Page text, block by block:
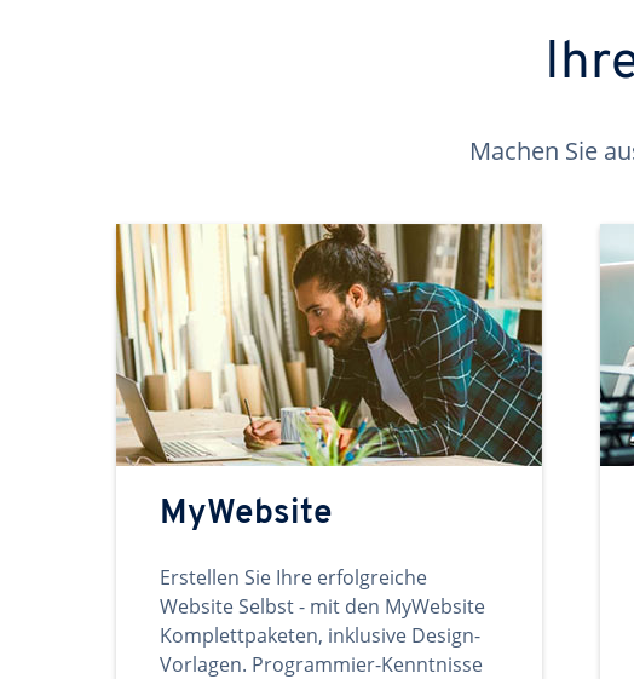
Machen Sie
MyWebsite
Erstellen Sie Ihre erfolgreiche
Website Selbst - mit den MyWebsite
Komplettpaketen, inklusive Design-
Vorlagen. Programmier-Kenntnisse